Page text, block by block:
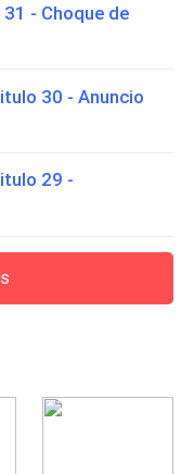
- Choque de
30 - Anuncio
29 -